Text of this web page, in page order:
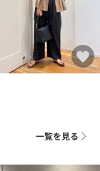
一覧を見る